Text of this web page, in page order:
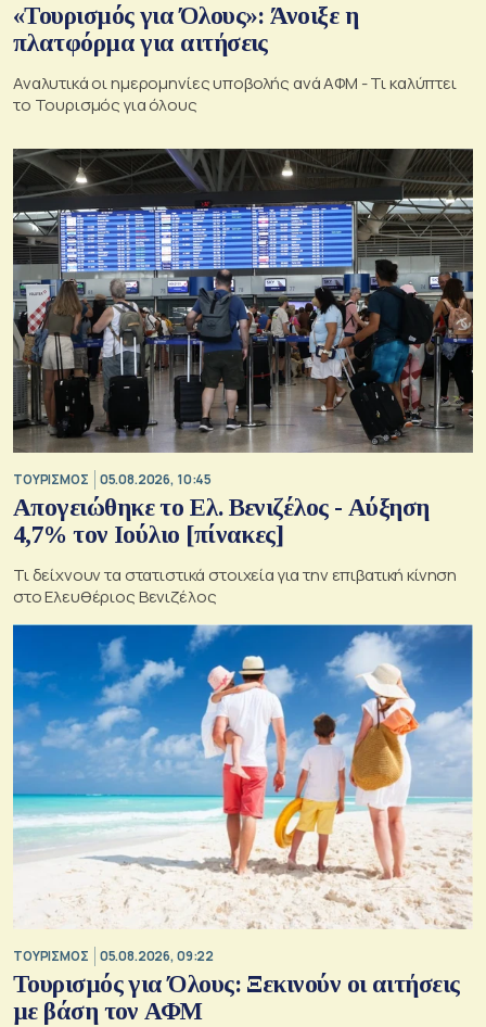
«Τουρισμός για Όλους»: Άνοιξε η
πλατφόρμα για αιτήσεις
Αναλυτικά οι ημερομηνίες υποβολής ανά ΑΦΜ - Τι καλύπτει
το Τουρισμός για όλους
ΤΟΥΡΙΣΜΟΣ 05.08.2026, 10:45
Απογειώθηκε το Ελ. Βενιζέλος - Αύξηση
4,7% τον Ιούλιο [πίνακες]
Τι δείχνουν τα στατιστικά στοιχεία για την επιβατική κίνηση
στο Ελευθέριος Βενιζέλος
ΤΟΥΡΙΣΜΟΣ 05.08.2026, 09:22
Τουρισμός για Όλους: Ξεκινούν οι αιτήσεις
με βάση τον ΑΦΜ